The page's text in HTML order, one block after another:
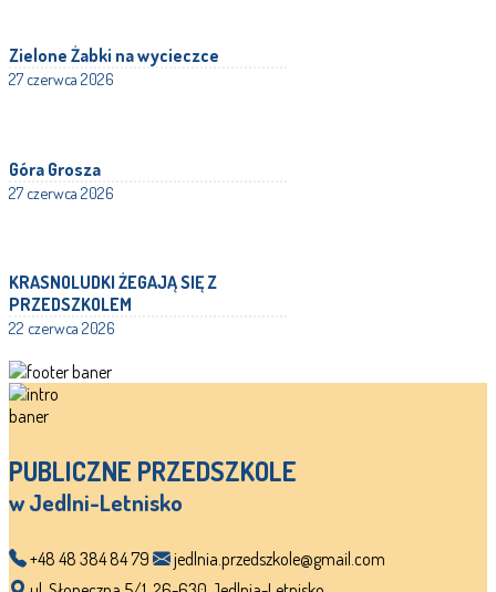
Zielone Żabki na wycieczce
27 czerwca 2026
Góra Grosza
27 czerwca 2026
KRASNOLUDKI ŻEGAJĄ SIĘ Z
PRZEDSZKOLEM
22 czerwca 2026
PUBLICZNE PRZEDSZKOLE
w Jedlni-Letnisko
+48 48 384 84 79
jedlnia.przedszkole@gmail.com